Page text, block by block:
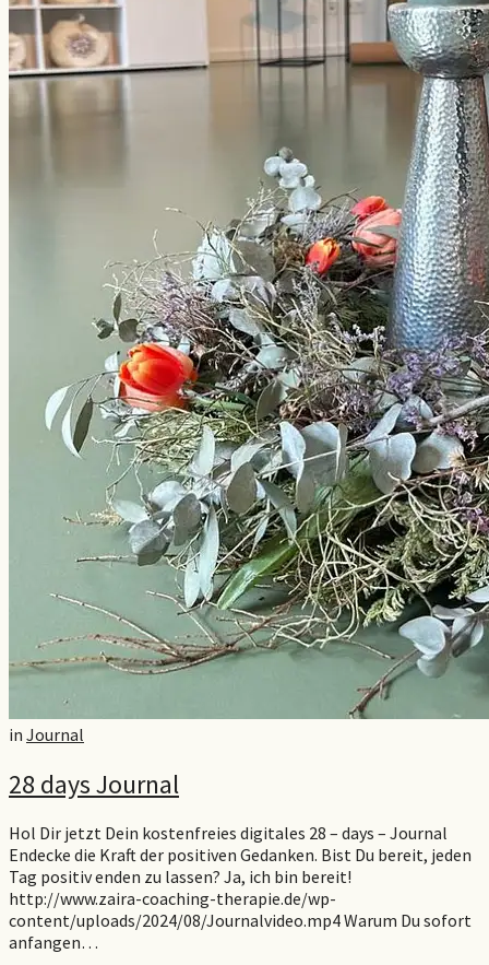
in Journal
28 days Journal
Hol Dir jetzt Dein kostenfreies digitales 28 – days – Journal
Endecke die Kraft der positiven Gedanken. Bist Du bereit, jeden
Tag positiv enden zu lassen? Ja, ich bin bereit!
http://www.zaira-coaching-therapie.de/wp-
content/uploads/2024/08/Journalvideo.mp4 Warum Du sofort
anfangen…